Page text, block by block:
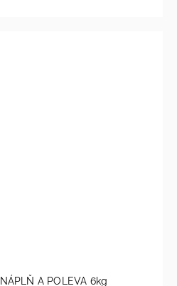
A POLEVA 6kg